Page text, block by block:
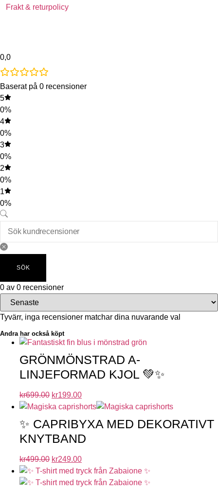
Frakt & returpolicy
0,0
Baserat på 0 recensioner
5
0%
4
0%
3
0%
2
0%
1
0%
SÖK
0 av 0 recensioner
Tyvärr, inga recensioner matchar dina nuvarande val
Andra har också köpt
GRÖNMÖNSTRAD A-
LINJEFORMAD KJOL 💚✨
kr699.00 kr199.00
✨ CAPRIBYXA MED DEKORATIVT
KNYTBAND
kr499.00 kr249.00